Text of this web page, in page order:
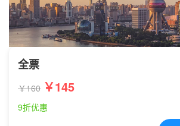
全票
￥160 ￥145
9折优惠